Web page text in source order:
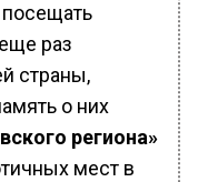
раз
страны,
о них
региона»
мест в